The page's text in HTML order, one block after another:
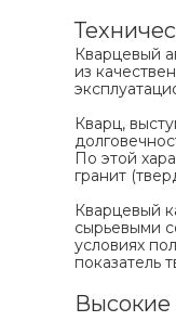
Кварцевый
из
Кварц,
По этой
гранит
Кварцевый
сырьевыми
условиях
показатель
Высокие